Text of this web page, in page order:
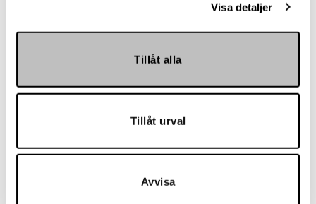
Visa detaljer
Tillåt alla
Tillåt urval
Avvisa
Hemmakväll